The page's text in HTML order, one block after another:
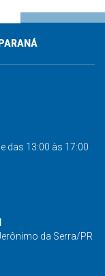
das 13:00 às 17:00
da Serra/PR